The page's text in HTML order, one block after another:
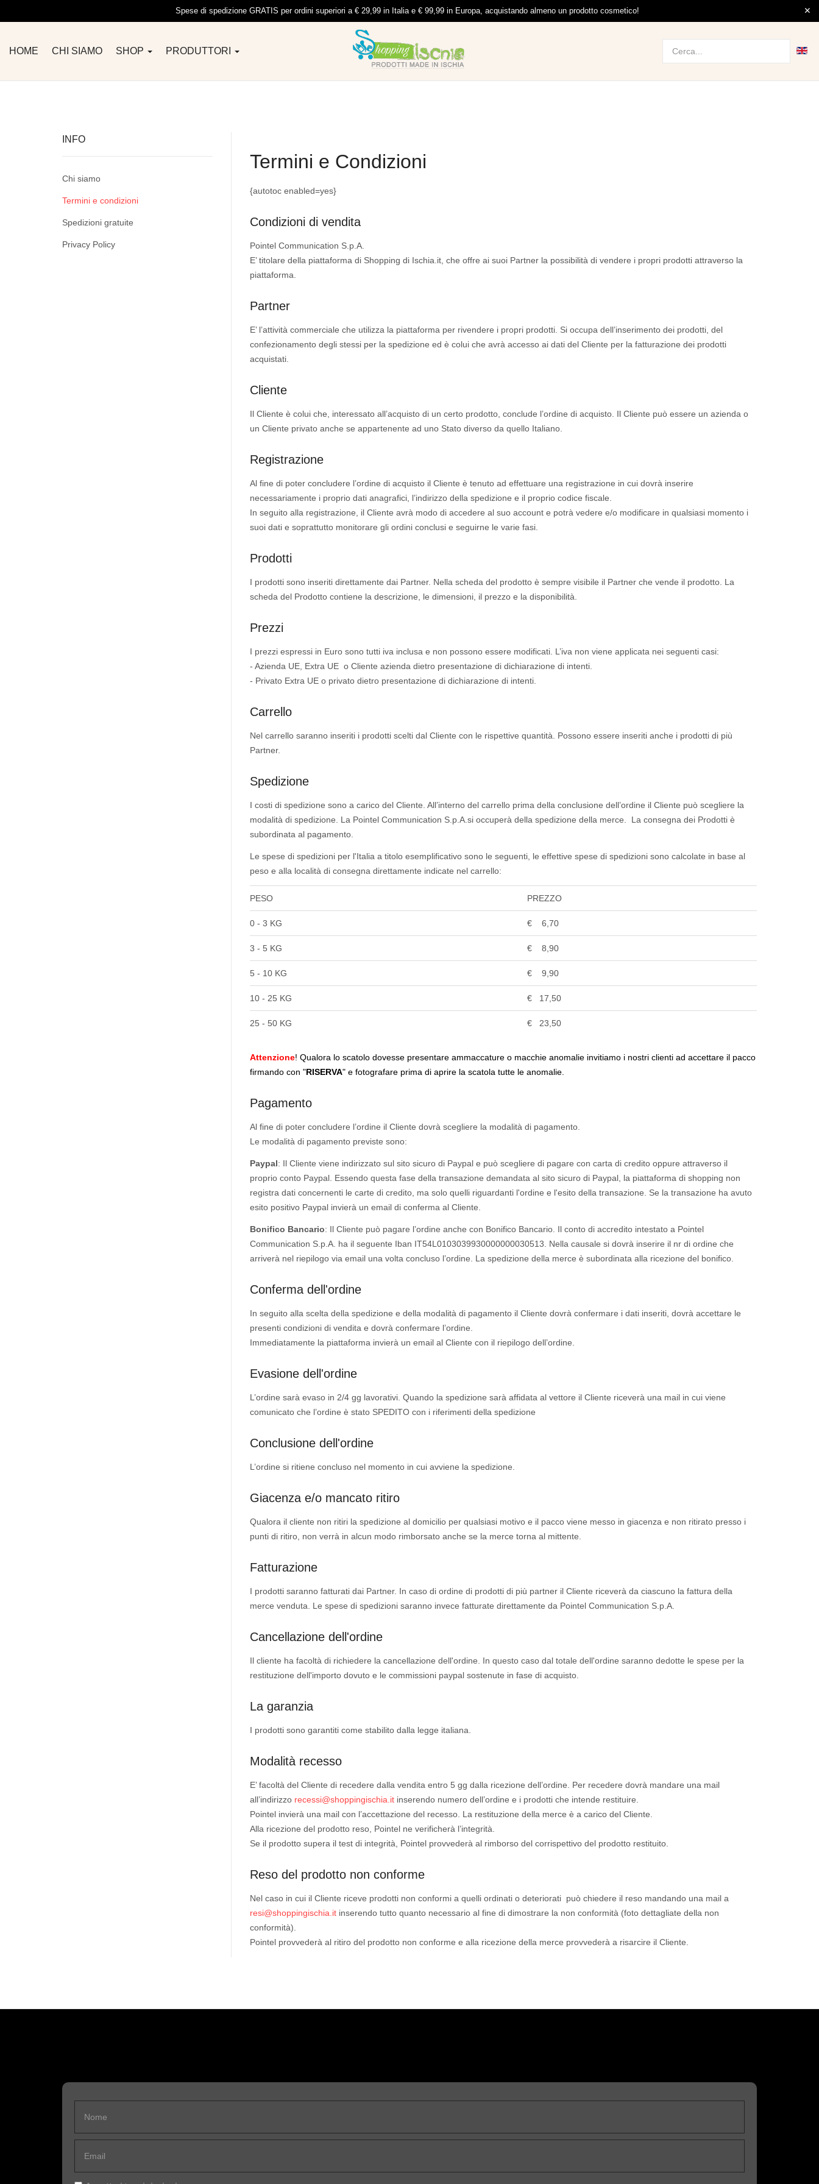
Spese di spedizione GRATIS per ordini superiori a € 29,99 in Italia e € 99,99 in Europa, acquistando almeno un prodotto cosmetico!
HOME CHI SIAMO SHOP PRODUTTORI
Termini e Condizioni
{autotoc enabled=yes}
Condizioni di vendita
Pointel Communication S.p.A.
E’ titolare della piattaforma di Shopping di Ischia.it, che offre ai suoi Partner la possibilità di vendere i propri prodotti attraverso la
piattaforma.
Partner
E’ l’attività commerciale che utilizza la piattaforma per rivendere i propri prodotti. Si occupa dell’inserimento dei prodotti, del
confezionamento degli stessi per la spedizione ed è colui che avrà accesso ai dati del Cliente per la fatturazione dei prodotti
acquistati.
Cliente
Il Cliente è colui che, interessato all’acquisto di un certo prodotto, conclude l’ordine di acquisto. Il Cliente può essere un azienda o
un Cliente privato anche se appartenente ad uno Stato diverso da quello Italiano.
Registrazione
Al fine di poter concludere l’ordine di acquisto il Cliente è tenuto ad effettuare una registrazione in cui dovrà inserire
necessariamente i proprio dati anagrafici, l’indirizzo della spedizione e il proprio codice fiscale.
In seguito alla registrazione, il Cliente avrà modo di accedere al suo account e potrà vedere e/o modificare in qualsiasi momento i
suoi dati e soprattutto monitorare gli ordini conclusi e seguirne le varie fasi.
Prodotti
I prodotti sono inseriti direttamente dai Partner. Nella scheda del prodotto è sempre visibile il Partner che vende il prodotto. La
scheda del Prodotto contiene la descrizione, le dimensioni, il prezzo e la disponibilità.
Prezzi
I prezzi espressi in Euro sono tutti iva inclusa e non possono essere modificati. L’iva non viene applicata nei seguenti casi:
- Azienda UE, Extra UE o Cliente azienda dietro presentazione di dichiarazione di intenti.
- Privato Extra UE o privato dietro presentazione di dichiarazione di intenti.
Carrello
Nel carrello saranno inseriti i prodotti scelti dal Cliente con le rispettive quantità. Possono essere inseriti anche i prodotti di più
Partner.
Spedizione
I costi di spedizione sono a carico del Cliente. All’interno del carrello prima della conclusione dell’ordine il Cliente può scegliere la
modalità di spedizione. La Pointel Communication S.p.A.si occuperà della spedizione della merce. La consegna dei Prodotti è
subordinata al pagamento.
Le spese di spedizioni per l'Italia a titolo esemplificativo sono le seguenti, le effettive spese di spedizioni sono calcolate in base al
peso e alla località di consegna direttamente indicate nel carrello:
PESO PREZZO
0 - 3 KG € 6,70
3 - 5 KG € 8,90
5 - 10 KG € 9,90
10 - 25 KG € 17,50
25 - 50 KG € 23,50
Attenzione! Qualora lo scatolo dovesse presentare ammaccature o macchie anomalie invitiamo i nostri clienti ad accettare il pacco
firmando con "RISERVA" e fotografare prima di aprire la scatola tutte le anomalie.
Pagamento
Al fine di poter concludere l’ordine il Cliente dovrà scegliere la modalità di pagamento.
Le modalità di pagamento previste sono:
Paypal: Il Cliente viene indirizzato sul sito sicuro di Paypal e può scegliere di pagare con carta di credito oppure attraverso il
proprio conto Paypal. Essendo questa fase della transazione demandata al sito sicuro di Paypal, la piattaforma di shopping non
registra dati concernenti le carte di credito, ma solo quelli riguardanti l'ordine e l'esito della transazione. Se la transazione ha avuto
esito positivo Paypal invierà un email di conferma al Cliente.
Bonifico Bancario: Il Cliente può pagare l’ordine anche con Bonifico Bancario. Il conto di accredito intestato a Pointel
Communication S.p.A. ha il seguente Iban IT54L0103039930000000030513. Nella causale si dovrà inserire il nr di ordine che
arriverà nel riepilogo via email una volta concluso l’ordine. La spedizione della merce è subordinata alla ricezione del bonifico.
Conferma dell'ordine
In seguito alla scelta della spedizione e della modalità di pagamento il Cliente dovrà confermare i dati inseriti, dovrà accettare le
presenti condizioni di vendita e dovrà confermare l’ordine.
Immediatamente la piattaforma invierà un email al Cliente con il riepilogo dell’ordine.
Evasione dell'ordine
L’ordine sarà evaso in 2/4 gg lavorativi. Quando la spedizione sarà affidata al vettore il Cliente riceverà una mail in cui viene
comunicato che l’ordine è stato SPEDITO con i riferimenti della spedizione
Conclusione dell'ordine
L’ordine si ritiene concluso nel momento in cui avviene la spedizione.
Giacenza e/o mancato ritiro
Qualora il cliente non ritiri la spedizione al domicilio per qualsiasi motivo e il pacco viene messo in giacenza e non ritirato presso i
punti di ritiro, non verrà in alcun modo rimborsato anche se la merce torna al mittente.
Fatturazione
I prodotti saranno fatturati dai Partner. In caso di ordine di prodotti di più partner il Cliente riceverà da ciascuno la fattura della
merce venduta. Le spese di spedizioni saranno invece fatturate direttamente da Pointel Communication S.p.A.
Cancellazione dell'ordine
Il cliente ha facoltà di richiedere la cancellazione dell'ordine. In questo caso dal totale dell'ordine saranno dedotte le spese per la
restituzione dell'importo dovuto e le commissioni paypal sostenute in fase di acquisto.
La garanzia
I prodotti sono garantiti come stabilito dalla legge italiana.
Modalità recesso
E’ facoltà del Cliente di recedere dalla vendita entro 5 gg dalla ricezione dell’ordine. Per recedere dovrà mandare una mail
all’indirizzo recessi@shoppingischia.itinserendo numero dell’ordine e i prodotti che intende restituire.
Pointel invierà una mail con l’accettazione del recesso. La restituzione della merce è a carico del Cliente.
Alla ricezione del prodotto reso, Pointel ne verificherà l’integrità.
Se il prodotto supera il test di integrità, Pointel provvederà al rimborso del corrispettivo del prodotto restituito.
Reso del prodotto non conforme
Nel caso in cui il Cliente riceve prodotti non conformi a quelli ordinati o deteriorati può chiedere il reso mandando una mail a
resi@shoppingischia.itinserendo tutto quanto necessario al fine di dimostrare la non conformità (foto dettagliate della non
conformità).
Pointel provvederà al ritiro del prodotto non conforme e alla ricezione della merce provvederà a risarcire il Cliente.
INFO
Chi siamo
Termini e condizioni
Spedizioni gratuite
Privacy Policy